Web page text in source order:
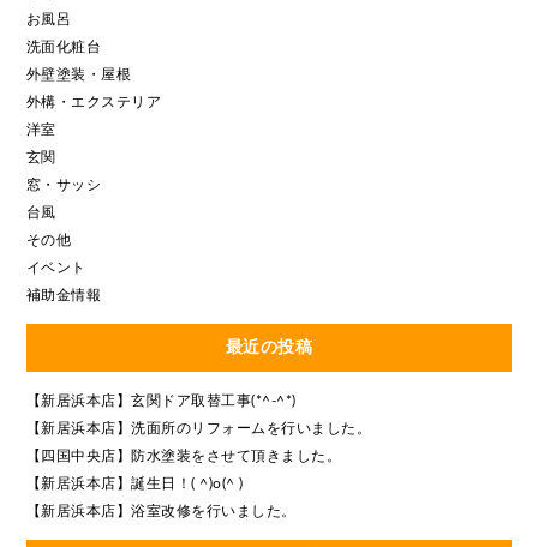
お風呂
洗面化粧台
外壁塗装・屋根
外構・エクステリア
洋室
玄関
窓・サッシ
台風
その他
イベント
補助金情報
最近の投稿
【新居浜本店】玄関ドア取替工事(*^-^*)
【新居浜本店】洗面所のリフォームを行いました。
【四国中央店】防水塗装をさせて頂きました。
【新居浜本店】誕生日！( ^)o(^ )
【新居浜本店】浴室改修を行いました。